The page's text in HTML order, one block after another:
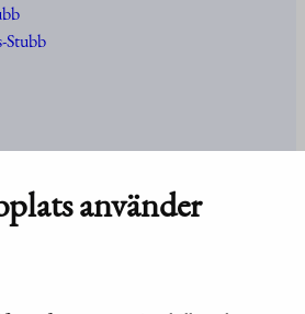
använder
Stubb